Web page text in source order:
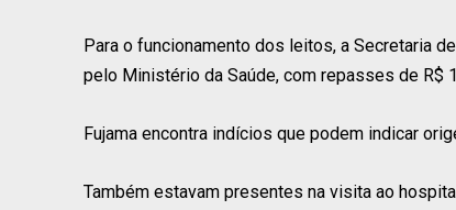
Para o funcionamento dos leitos, a Secretaria
pelo Ministério da Saúde, com repasses de R$
Fujama encontra indícios que podem indicar
Também estavam presentes na visita ao